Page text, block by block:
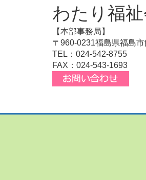
わたり福
【本部事務局】
〒960-0231福島県福島
TEL：024-542-8755
FAX：024-543-1693